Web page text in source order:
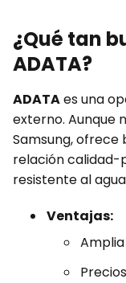
¿Qué tan
ADATA?
ADATAes una
externo. Aunque
Samsung, ofrece
relación calidad-
resistente al
Ventajas:
Amplia